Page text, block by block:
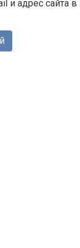
и адрес сайта